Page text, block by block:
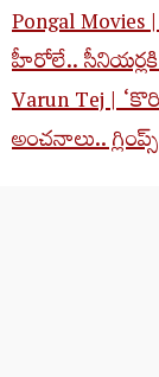
Pongal
హీరోలే..
Varun Tej |
అంచనాలు..